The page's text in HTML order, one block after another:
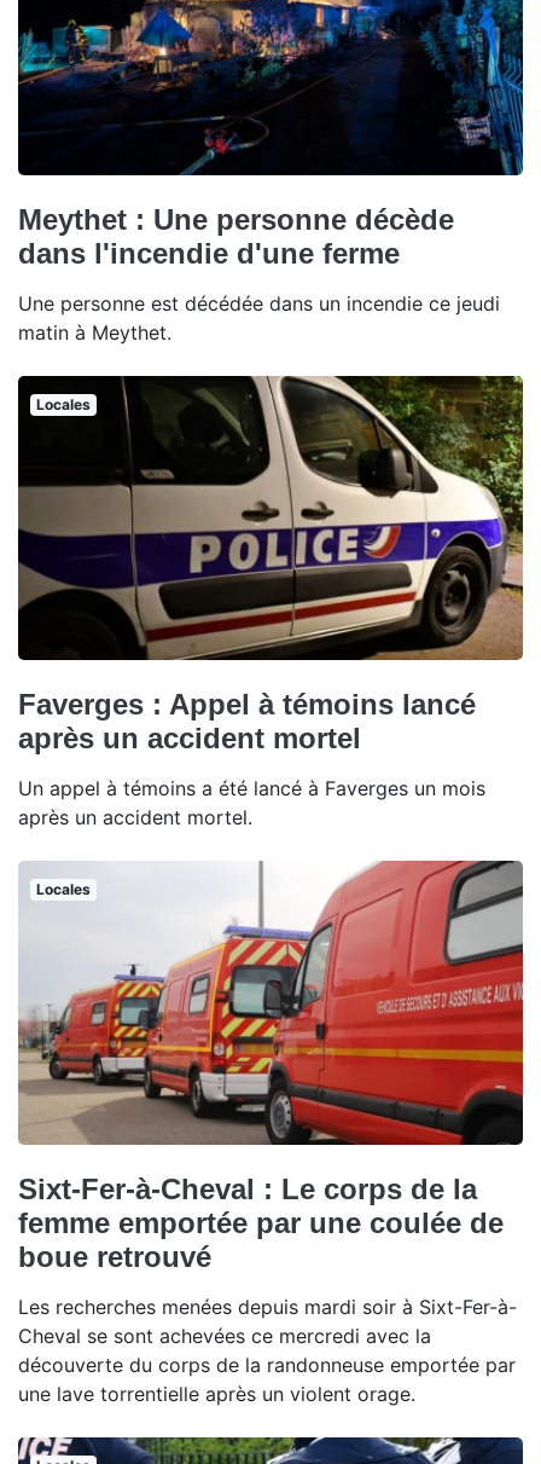
Meythet : Une personne décède
dans l'incendie d'une ferme
Une personne est décédée dans un incendie ce jeudi
matin à Meythet.
Locales
Faverges : Appel à témoins lancé
après un accident mortel
Un appel à témoins a été lancé à Faverges un mois
après un accident mortel.
Locales
Sixt-Fer-à-Cheval : Le corps de la
femme emportée par une coulée de
boue retrouvé
Les recherches menées depuis mardi soir à Sixt-Fer-à-
Cheval se sont achevées ce mercredi avec la
découverte du corps de la randonneuse emportée par
une lave torrentielle après un violent orage.